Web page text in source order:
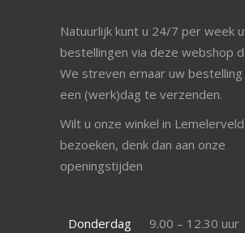
Natuurlijk kunt u 24/7 per week
bestellingen via deze webshop
We streven ernaar uw bestelling
een (werk)dag te verzenden.
Wilt u onze winkel in Lemelerveld
bezoeken, denk dan aan onze
openingstijden
Donderdag
9.00 – 12.30 uur